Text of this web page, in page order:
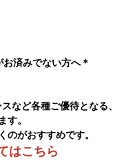
済みでない方へ＊
など各種ご優待となる、
す。
のがおすすめです。
はこちら